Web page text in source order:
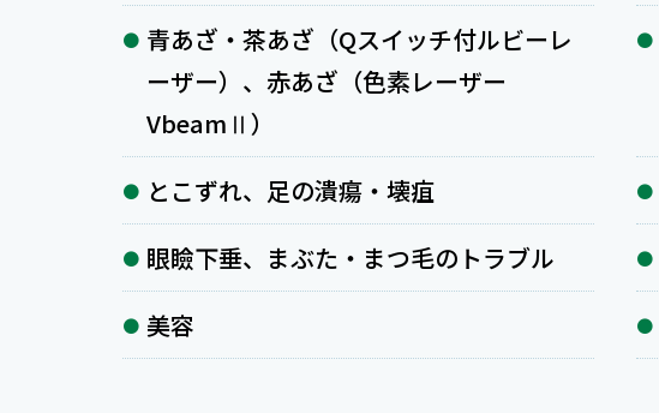
青あざ・茶あざ（Qスイッチ付ルビーレ
ーザー）、赤あざ（色素レーザー
VbeamⅡ）
とこずれ、足の潰瘍・壊疽
眼瞼下垂、まぶた・まつ毛のトラブル
美容